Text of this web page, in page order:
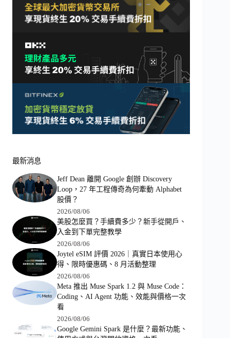
最新消息
Jeff Dean 離開 Google 創辦 Discovery
Loop，27 年工程傳奇為何牽動 Alphabet
股價？
2026/08/06
美股怎麼買？手續費多少？新手從開戶、
入金到下單完整教學
2026/08/06
Joytel eSIM 評價 2026｜真實日本使用心
得、限時優惠碼、8 月活動整理
2026/08/06
Meta 推出 Muse Spark 1.2 與 Muse Code：
Coding、AI Agent 功能、效能與價格一次
看
2026/08/06
Google Gemini Spark 是什麼？最新功能、